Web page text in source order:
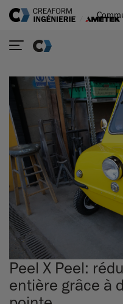
Peel X Peel:
entière grâce à